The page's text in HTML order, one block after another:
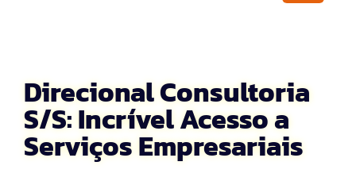
Direcional Consultoria
S/S: Incrível Acesso a
Serviços Empresariais